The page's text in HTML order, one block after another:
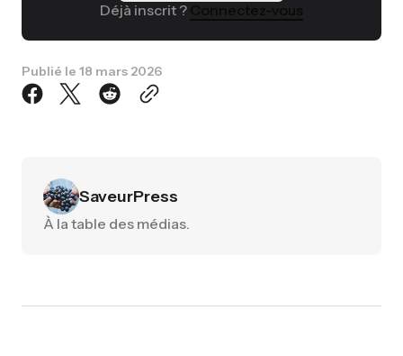
Déjà inscrit ?
Publié le 18 mars 2026
SaveurPress
À la table des médias.